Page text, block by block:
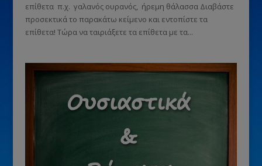
επίθετα π.χ. γαλανός ουρανός, ήρεμη θάλασσα Διαβάστε
προσεκτικά το παρακάτω κείμενο και εντοπίστε τα
επίθετα! Τώρα να ταιριάξετε τα επίθετα με τα...